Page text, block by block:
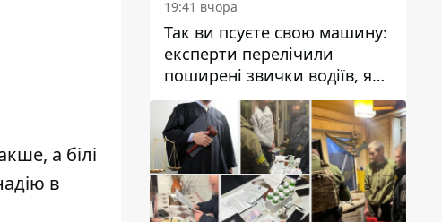
а білі
в
19:41 вчора
Так ви псуєте свою машину:
експерти перелічили
поширені звички водіїв, які
насправді шкодять
автомобілю